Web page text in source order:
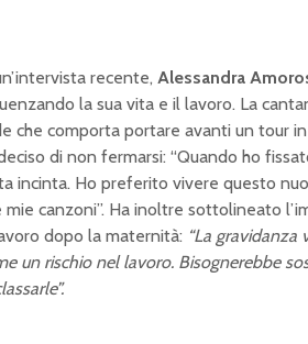
recente, Alessandra
la sua vita e il lavoro. La
che comporta portare avanti un tour
di non fermarsi: “Quando ho
incinta. Ho preferito vivere questo
mie canzoni”. Ha inoltre sottolineato
dopo la maternità: “La
un rischio nel lavoro. Bisognerebbe